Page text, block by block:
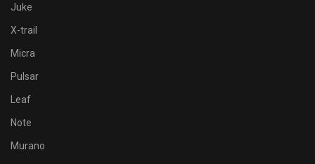
Juke
X-trail
Micra
Pulsar
Leaf
Note
Murano